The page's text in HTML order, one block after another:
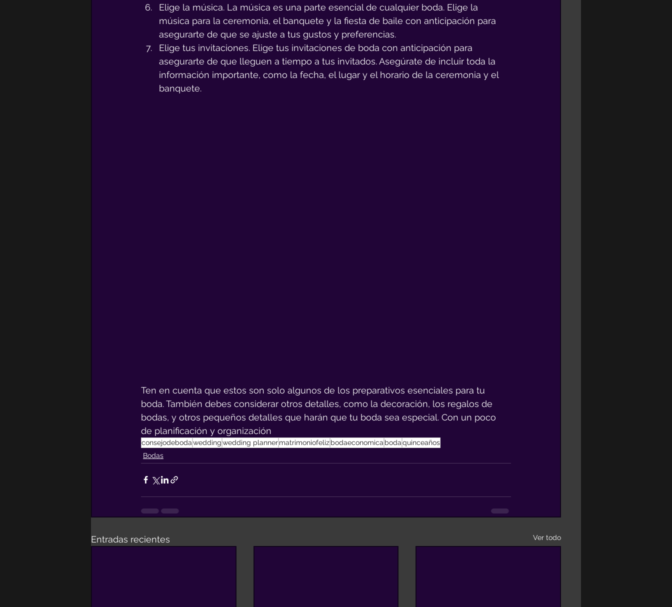
Elige la música. La música es una parte esencial de cualquier boda. Elige la
música para la ceremonia, el banquete y la fiesta de baile con anticipación para
asegurarte de que se ajuste a tus gustos y preferencias.
Elige tus invitaciones. Elige tus invitaciones de boda con anticipación para
asegurarte de que lleguen a tiempo a tus invitados. Asegúrate de incluir toda la
información importante, como la fecha, el lugar y el horario de la ceremonia y el
banquete.
Ten en cuenta que estos son solo algunos de los preparativos esenciales para tu
boda. También debes considerar otros detalles, como la decoración, los regalos de
bodas, y otros pequeños detalles que harán que tu boda sea especial. Con un poco
de planificación y organización
consejodebodaweddingwedding plannermatrimoniofelizbodaeconomica bodaquinceaños
Bodas
Entradas recientes Ver todo